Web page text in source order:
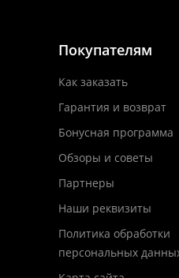
Покупателям
Как заказать
Гарантия и возврат
Бонусная программа
Обзоры и советы
Партнеры
Наши реквизиты
Политика обработки
персональных